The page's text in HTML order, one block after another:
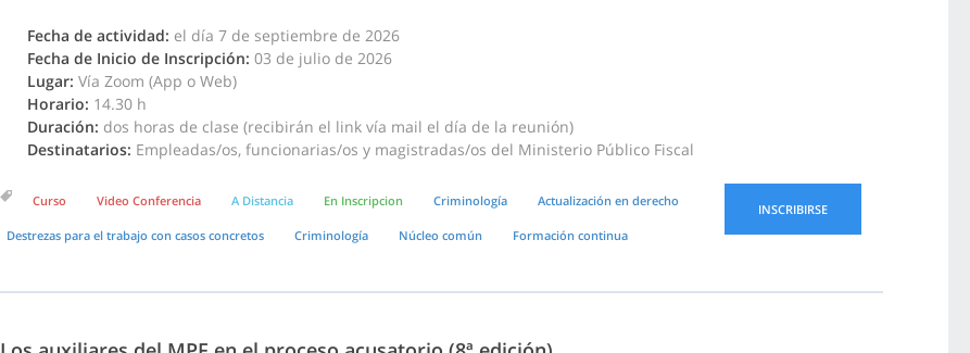
Fecha de actividad: el día 7 de septiembre de 2026
Fecha de Inicio de Inscripción: 03 de julio de 2026
Lugar: Vía Zoom (App o Web)
Horario: 14.30 h
Duración: dos horas de clase (recibirán el link vía mail el día de la reunión)
Destinatarios: Empleadas/os, funcionarias/os y magistradas/os del Ministerio Público Fiscal
INSCRIBIRSE
Curso Video Conferencia A Distancia En Inscripcion Criminología Actualización en derecho
Destrezas para el trabajo con casos concretos Criminología Núcleo común Formación continua